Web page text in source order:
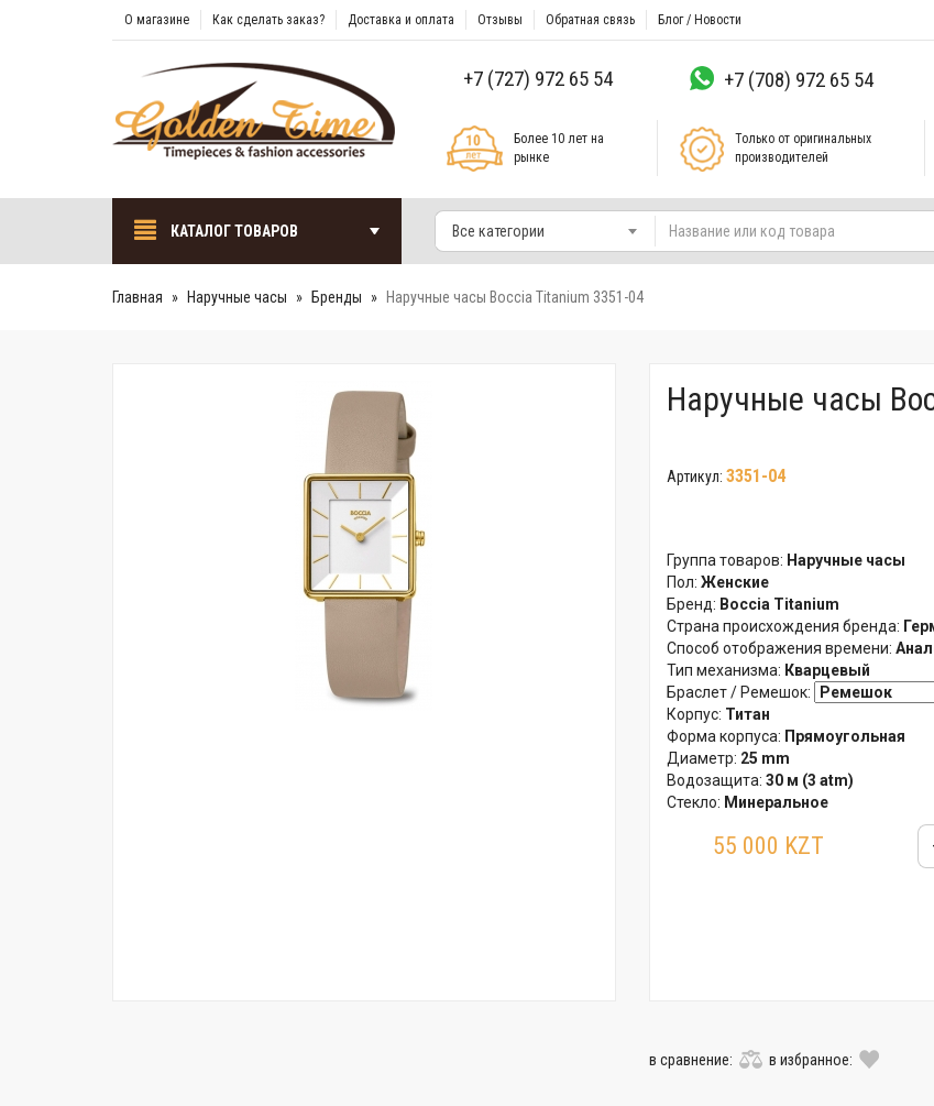
О магазине Как сделать заказ? Доставка и оплата Отзывы Обратная связь Блог / Новости
+7 (727) 972 65 54 +7 (708) 972 65 54
Более 10 лет на
рынке
Только от оригинальных
производителей
КАТАЛОГ ТОВАРОВ Все категории
Главная Наручные часы Бренды Наручные часы Boccia Titanium 3351-04
Наручные часы
Артикул: 3351-04
Группа товаров: Наручные часы
Пол: Женские
Бренд: Boccia Titanium
Страна происхождения бренда:
Способ отображения времени:
Тип механизма: Кварцевый
Браслет / Ремешок:
Корпус: Титан
Форма корпуса: Прямоугольная
Диаметр: 25 mm
Водозащита: 30 м (3 atm)
Стекло: Минеральное
Упаковка: Фирменная
55 000 KZT
в сравнение: в избранное: